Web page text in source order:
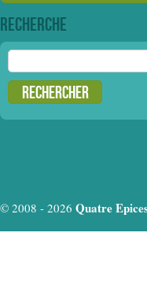
Recherche
Rechercher :
© 2008 - 2026 Quatre